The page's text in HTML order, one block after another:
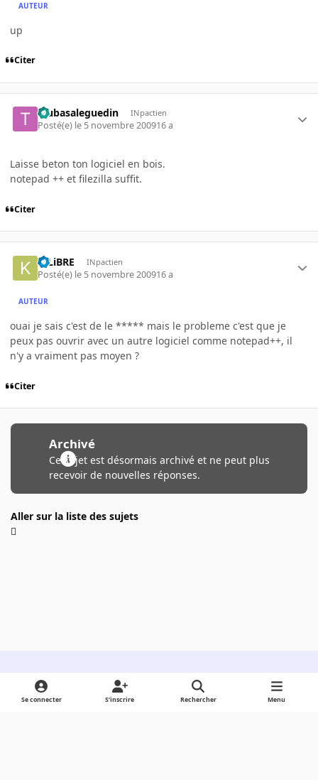
AUTEUR
up
Citer
tsubasaleguedin INpactien
Posté(e) le 5 novembre 200916 a
Laisse beton ton logiciel en bois.
notepad ++ et filezilla suffit.
Citer
K-LiBRE INpactien
Posté(e) le 5 novembre 200916 a
AUTEUR
ouai je sais c'est de le ***** mais le probleme c'est que je
peux pas ouvrir avec un autre logiciel comme notepad++, il
n'y a vraiment pas moyen ?
Citer
Archivé
Ce sujet est désormais archivé et ne peut plus
recevoir de nouvelles réponses.
Aller sur la liste des sujets
Light ModeDark ModeSystem Preference
Se connecter S’inscrire Rechercher Menu